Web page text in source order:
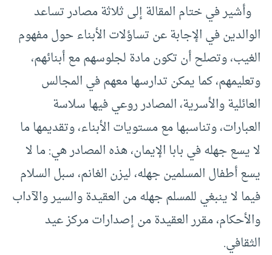
وأشير في ختام المقالة إلى ثلاثة مصادر تساعد
الوالدين في الإجابة عن تساؤلات الأبناء حول مفهوم
الغيب، وتصلح أن تكون مادة لجلوسهم مع أبنائهم،
وتعليمهم، كما يمكن تدارسها معهم في المجالس
العائلية والأسرية، المصادر روعي فيها سلاسة
العبارات، وتناسبها مع مستويات الأبناء، وتقديمها ما
لا يسع جهله في بابا الإيمان، هذه المصادر هي: ما لا
يسع أطفال المسلمين جهله، ليزن الغانم، سبل السلام
فيما لا ينبغي للمسلم جهله من العقيدة والسير والآداب
والأحكام، مقرر العقيدة من إصدارات مركز عيد
الثقافي.